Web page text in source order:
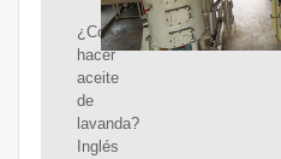
¿Cómo
hacer
aceite
de
lavanda?
Inglés